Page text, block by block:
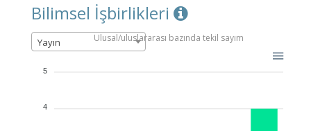
Bilimsel İşbirlikleri
Yayın Ulusal/uluslararası bazında tekil sayım
5
4